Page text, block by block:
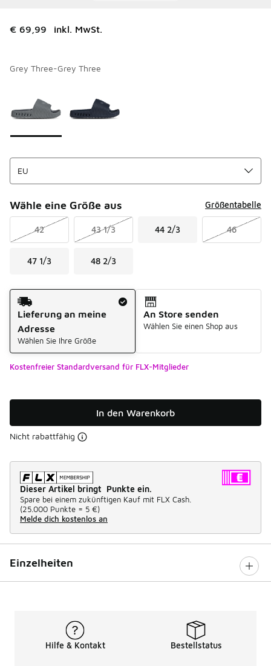
€ 69,99 inkl. MwSt.
Grey Three-Grey Three
Wähle eine Größe aus Größentabelle
42 43 1/3 44 2/3 46
47 1/3 48 2/3
Versandart
Lieferung an meine
Adresse
Wählen Sie Ihre Größe
An Store senden
Wählen Sie einen Shop aus
Kostenfreier Standardversand für FLX-Mitglieder
In den Warenkorb
Nicht rabattfähig
Dieser Artikel bringt Punkte ein.
Spare bei einem zukünftigen Kauf mit FLX Cash.
(25.000 Punkte = 5 €)
Melde dich kostenlos an
Einzelheiten
Hilfe & Kontakt Bestellstatus